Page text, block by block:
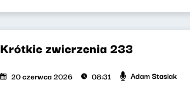
Krótkie zwierzenia 233
20 czerwca 2026 08:31 Adam Stasiak